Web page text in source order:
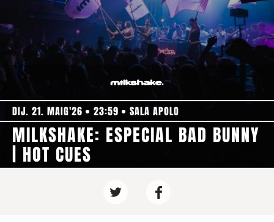
DIJ. 21. MAIG'26 23:59 SALA APOLO
MILKSHAKE: ESPECIAL BAD BUNNY
| HOT CUES